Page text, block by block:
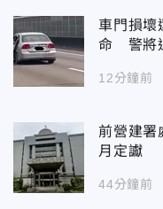
車門損壞
命 警將
12分鐘前
前營建
月定讞
44分鐘前